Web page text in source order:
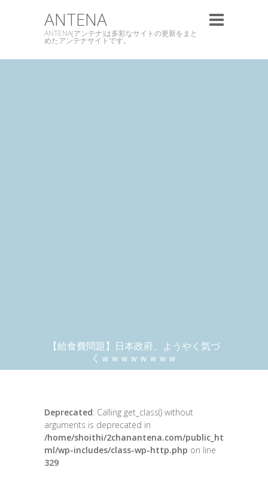
ANTENA
ANTENA(アンテナ)は多彩なサイトの更新をまと
めたアンテナサイトです。
【給食費問題】日本政府、ようやく気づ
くｗｗｗｗｗｗｗｗ
Deprecated: Calling get_class() without
arguments is deprecated in
/home/shoithi/2chanantena.com/public_ht
ml/wp-includes/class-wp-http.php on line
329